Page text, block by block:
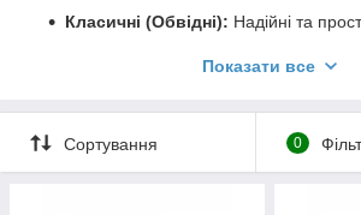
Класичні (Обвідні): Надійні та
Храпові (Ratchet):Спеціальний
Преміум серія:
Інструменти з
ергономікою та анатомічними
Показати все
Сортування 0